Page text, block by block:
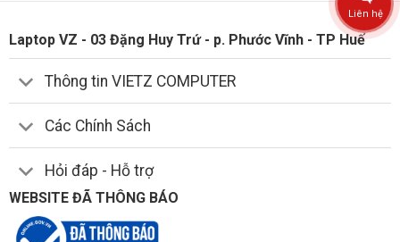
Laptop VZ - 03 Đặng Huy Trứ - p. Phước Vĩnh - TP Huế
Thông tin VIETZ COMPUTER
Các Chính Sách
Hỏi đáp - Hỗ trợ
WEBSITE ĐÃ THÔNG BÁO
Liên hệ